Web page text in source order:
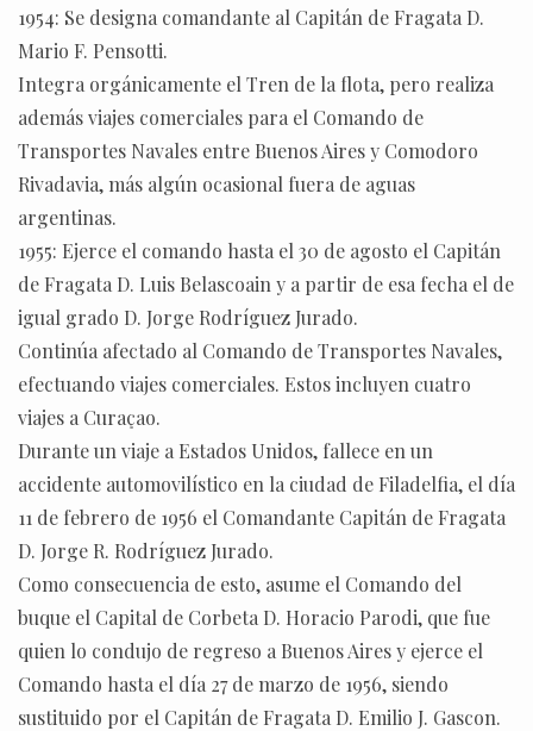
1954: Se designa comandante al Capitán de Fragata D.
Mario F. Pensotti.
Integra orgánicamente el Tren de la flota, pero realiza
además viajes comerciales para el Comando de
Transportes Navales entre Buenos Aires y Comodoro
Rivadavia, más algún ocasional fuera de aguas
argentinas.
1955: Ejerce el comando hasta el 30 de agosto el Capitán
de Fragata D. Luis Belascoain y a partir de esa fecha el de
igual grado D. Jorge Rodríguez Jurado.
Continúa afectado al Comando de Transportes Navales,
efectuando viajes comerciales. Estos incluyen cuatro
viajes a Curaçao.
Durante un viaje a Estados Unidos, fallece en un
accidente automovilístico en la ciudad de Filadelfia, el día
11 de febrero de 1956 el Comandante Capitán de Fragata
D. Jorge R. Rodríguez Jurado.
Como consecuencia de esto, asume el Comando del
buque el Capital de Corbeta D. Horacio Parodi, que fue
quien lo condujo de regreso a Buenos Aires y ejerce el
Comando hasta el día 27 de marzo de 1956, siendo
sustituido por el Capitán de Fragata D. Emilio J. Gascon.